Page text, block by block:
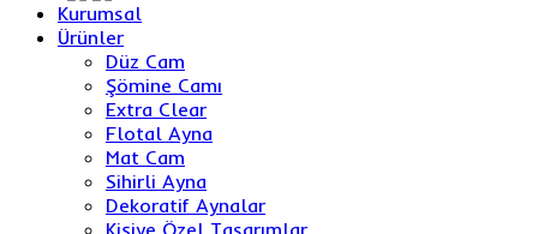
Kurumsal
Ürünler
Düz Cam
Şömine Camı
Extra Clear
Flotal Ayna
Mat Cam
Sihirli Ayna
Dekoratif Aynalar